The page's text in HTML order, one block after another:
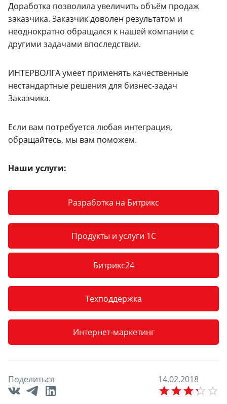
Доработка позволила увеличить объём продаж
заказчика. Заказчик доволен результатом и
неоднократно обращался к нашей компании с
другими задачами впоследствии.
ИНТЕРВОЛГА умеет применять качественные
нестандартные решения для бизнес-задач
Заказчика.
Если вам потребуется любая интеграция,
обращайтесь, мы вам поможем.
Наши услуги:
Разработка на Битрикс
Продукты и услуги 1С
Битрикс24
Техподдержка
Интернет-маркетинг
Поделиться 14.02.2018